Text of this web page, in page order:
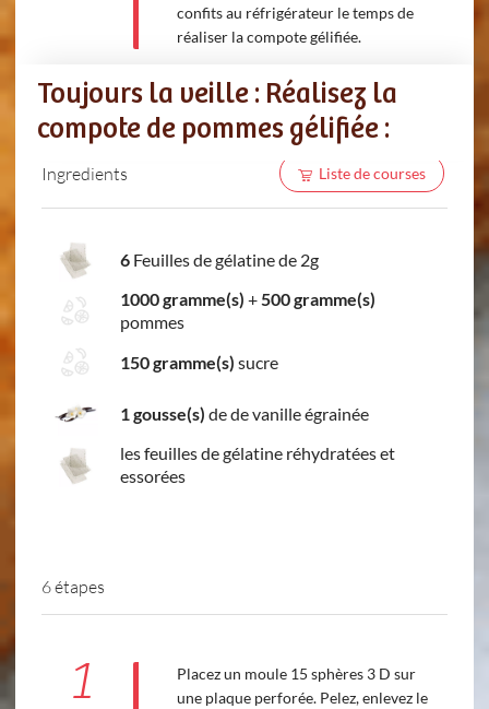
confits au réfrigérateur le temps de
réaliser la compote gélifiée.
Toujours la veille : Réalisez la
compote de pommes gélifiée :
Ingredients Liste de courses
6 Feuilles de gélatine de 2g
1000 gramme(s) +500 gramme(s)
pommes
150 gramme(s) sucre
1 gousse(s) de de vanille égrainée
les feuilles de gélatine réhydratées et
essorées
6 étapes
1
Placez un moule 15 sphères 3 D sur
une plaque perforée. Pelez, enlevez le